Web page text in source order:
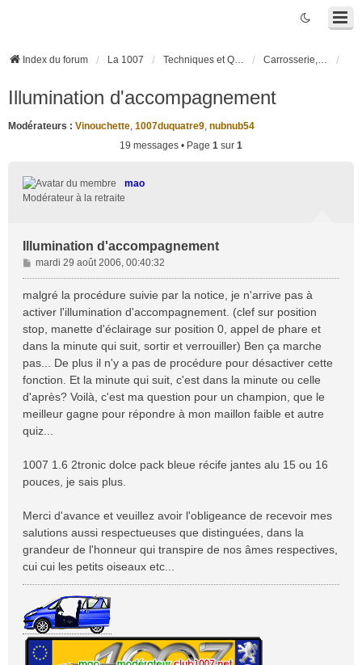
Index du forum La 1007 Techniques et Questions Carrosserie, électronique véhicule et habitacle
Illumination d'accompagnement
Modérateurs : Vinouchette, 1007duquatre9, nubnub54
19 messages • Page 1 sur 1
mao
Modérateur à la retraite
Illumination d'accompagnement
M
e
s
g
e
mardi 29 août 2006, 00:40:32
malgré la procédure suivie par la notice, je n'arrive pas à
activer l'illumination d'accompagnement. (clef sur position
stop, manette d'éclairage sur position 0, appel de phare et
dans la minute qui suit, sortir et verrouiller) Ben ça marche
pas... De plus il n'y a pas de procédure pour désactiver cette
fonction. Et la minute qui suit, c'est dans la minute ou celle
d'après? Voilà, c'est ma question pour un champion, que le
meilleur gagne pour répondre à mon maillon faible et autre
quiz...
1007 1.6 2tronic dolce pack bleue récife jantes alu 15 ou 16
pouces, je sais plus.
Merci d'avance et veuillez avoir l'obligeance de recevoir mes
salutions aussi respectueuses que distinguées, dans la
grandeur de l'honneur qui transpire de nos âmes respectives,
cui cui les petits oiseaux etc...